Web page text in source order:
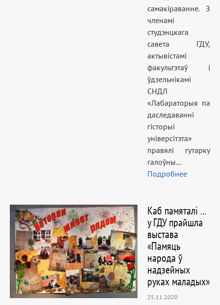
самакіраванне. З
членамі
студэнцкага
савета ГДУ,
актывістамі
факультэтаў і
ўдзельнікамі
СНДЛ
«Лабараторыя па
даследаванні
гісторыі
універсітэта»
правялі гутарку
галоўны…
Подробнее
Каб памяталі ...
у ГДУ прайшла
выстава
«Памяць
народа ў
надзейных
руках маладых»
25.11.2020